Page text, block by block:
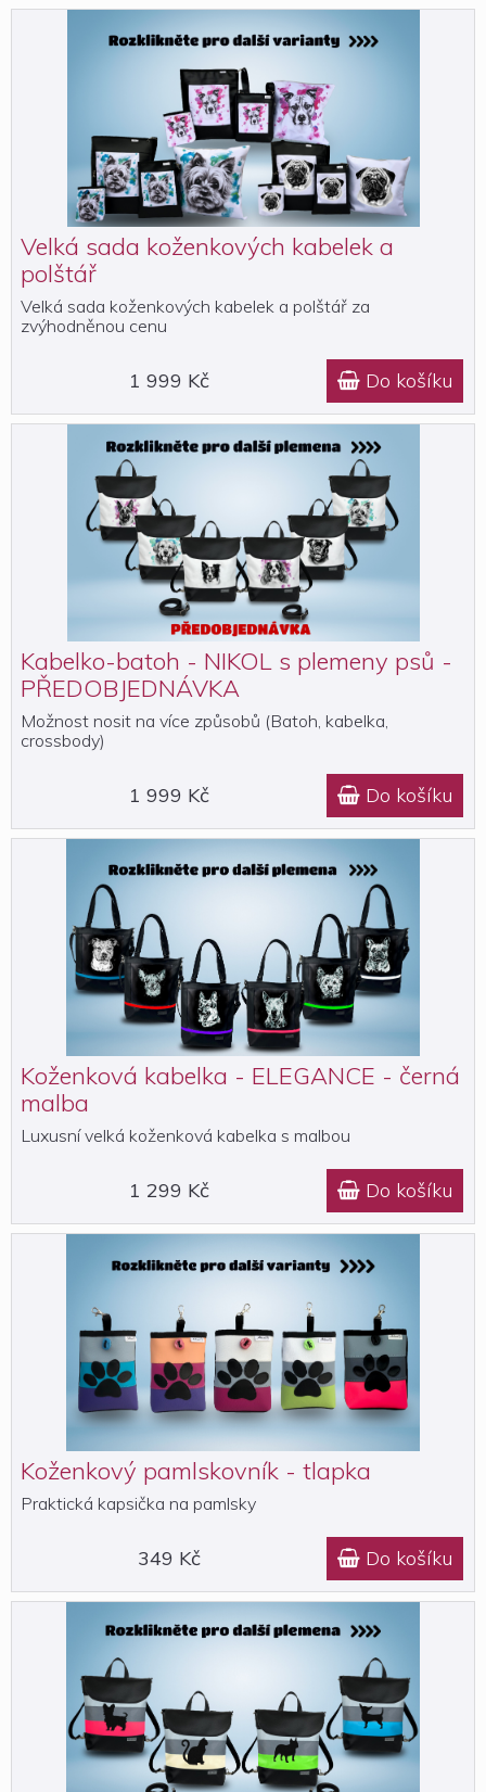
Velká sada koženkových kabelek a
polštář
Velká sada koženkových kabelek a polštář za
zvýhodněnou cenu
1 999 Kč  Do košíku
Kabelko-batoh - NIKOL s plemeny psů -
PŘEDOBJEDNÁVKA
Možnost nosit na více způsobů (Batoh, kabelka,
crossbody)
1 999 Kč  Do košíku
Koženková kabelka - ELEGANCE - černá
malba
Luxusní velká koženková kabelka s malbou
1 299 Kč  Do košíku
Koženkový pamlskovník - tlapka
Praktická kapsička na pamlsky
349 Kč  Do košíku